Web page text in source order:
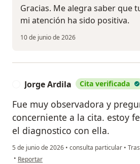
Gracias. Me alegra saber que
mi atención ha sido positiva.
10 de junio de 2026
Jorge Ardila Cita verificada
Fue muy observadora y
concerniente a la cita. estoy
el diagnostico con ella.
5 de junio de 2026 • consulta particular •
• en opinión del usuario Jorge Ardila
Reportar